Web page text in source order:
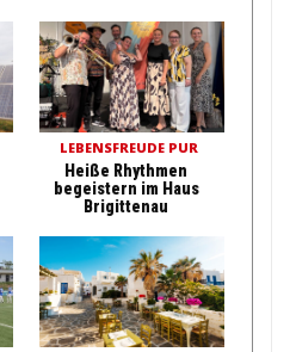
LEBENSFREUDE PUR
Heiße Rhythmen
begeistern im Haus
Brigittenau